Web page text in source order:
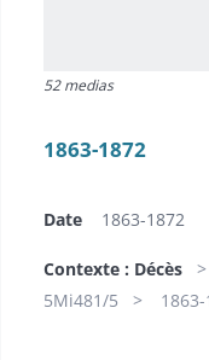
52 medias
1863-1872
Date 1863-1872
Contexte : Décès
5Mi481/5